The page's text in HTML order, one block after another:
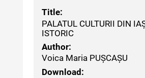
MediCult - Revista de
culturală IV (2025)
MediCult - Revista de
culturală III (2024)
MediCult - Revista de
Title:
PALATUL CULTURII DIN
ISTORIC
Author:
Voica Maria PUȘCAȘU
Download: